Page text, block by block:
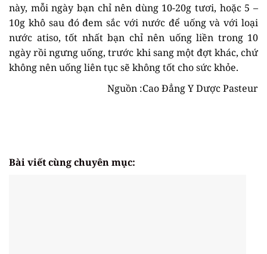
này, mỗi ngày bạn chỉ nên dùng 10-20g tươi, hoặc 5 –
10g khô sau đó đem sắc với nước để uống và với loại
nước atiso, tốt nhất bạn chỉ nên uống liền trong 10
ngày rồi ngưng uống, trước khi sang một đợt khác, chứ
không nên uống liên tục sẽ không tốt cho sức khỏe.
Nguồn :Cao Đẳng Y Dược Pasteur
Bài viết cùng chuyên mục: